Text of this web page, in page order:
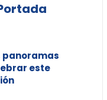
panoramas
este